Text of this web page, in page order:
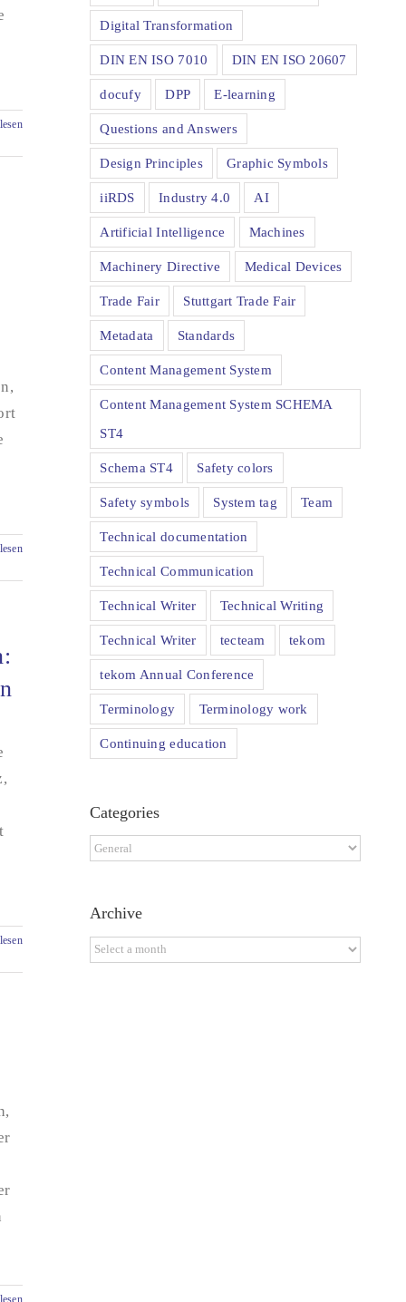
Digital Transformation
DIN EN ISO 7010 DIN EN ISO 20607
docufy DPP E-learning
Questions and Answers
Design Principles Graphic Symbols
iiRDS Industry 4.0 AI
Artificial Intelligence Machines
Machinery Directive Medical Devices
Trade Fair Stuttgart Trade Fair
Metadata Standards
Content Management System
Content Management System SCHEMA
ST4
Schema ST4 Safety colors
Safety symbols System tag Team
Technical documentation
Technical Communication
Technical Writer Technical Writing
Technical Writer tecteam tekom
tekom Annual Conference
Terminology Terminology work
Continuing education
Categories
Categories
Archive
Archive